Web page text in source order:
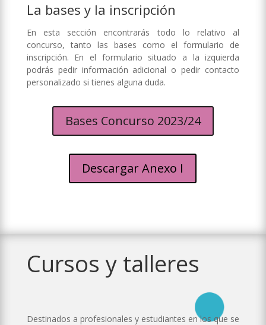
La bases y la inscripción
En esta sección encontrarás todo lo relativo al
concurso, tanto las bases como el formulario de
inscripción. En el formulario situado a la izquierda
podrás pedir información adicional o pedir contacto
personalizado si tienes alguna duda.
Bases Concurso 2023/24
Descargar Anexo I
Cursos y talleres
Destinados a profesionales y estudiantes en los que se